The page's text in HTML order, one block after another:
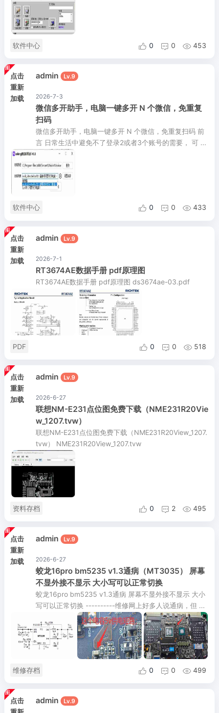
软件中心  0  0  453
点击
重新
加载
admin Lv.9
2026-7-3
微信多开助手，电脑一键多开 N 个微信，免重复
扫码
微信多开助手，电脑一键多开 N 个微信，免重复扫码 前
言 日常生活中避免不了登录2或者3个账号的需要， 可 ...
软件中心  0  0  433
点击
重新
加载
admin Lv.9
2026-7-1
RT3674AE数据手册 pdf原理图
RT3674AE数据手册 pdf原理图 ds3674ae-03.pdf
PDF  0  0  518
点击
重新
加载
admin Lv.9
2026-6-27
联想NM-E231点位图免费下载（NME231R20Vie
w_1207.tvw）
联想NM-E231点位图免费下载（NME231R20View_1207.
tvw） NME231R20View_1207.tvw
资料存档  0  2  495
点击
重新
加载
admin Lv.9
2026-6-27
蛟龙16pro bm5235 v1.3通病（MT3035） 屏幕
不显外接不显示 大小写可以正常切换
蛟龙16pro bm5235 v1.3通病 屏幕不显外接不显示 大小
写可以正常切换 ----------维修网上好多人说通病，但 ...
维修存档  0  0  499
点击
admin Lv.9